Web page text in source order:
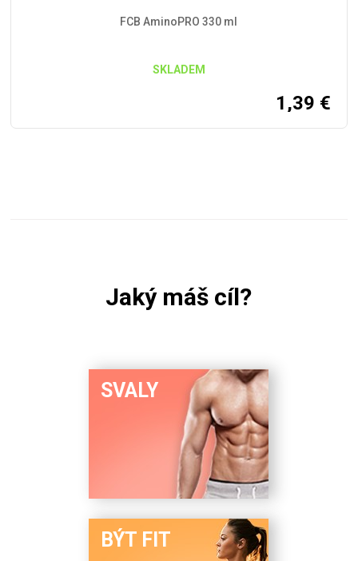
FCB AminoPRO 330 ml
SKLADEM
1,39 €
Jaký máš cíl?
SVALY
BÝT FIT